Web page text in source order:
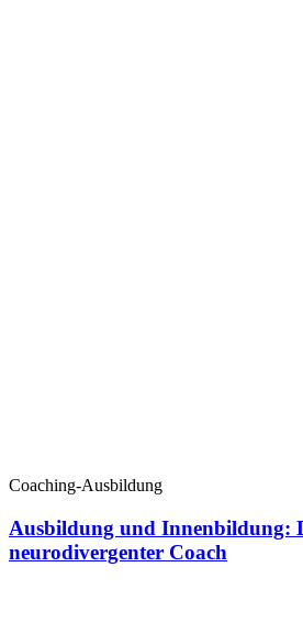
Coaching-Ausbildung
Ausbildung und Innenbildung:
neurodivergenter Coach